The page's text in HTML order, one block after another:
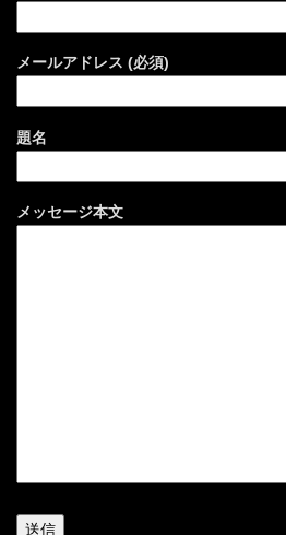
メールアドレス (必須)
題名
メッセージ本文